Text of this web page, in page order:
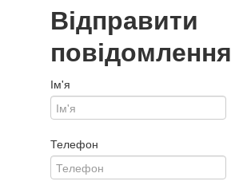
Відправити
повідомлення
Ім'я
Телефон